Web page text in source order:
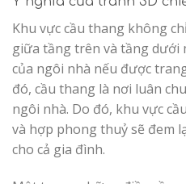
Khu vực cầu thang không
giữa tầng trên và tầng dưới
của ngôi nhà nếu được
đó, cầu thang là nơi luân
ngôi nhà. Do đó, khu vực
và hợp phong thuỷ sẽ đem
cho cả gia đình.